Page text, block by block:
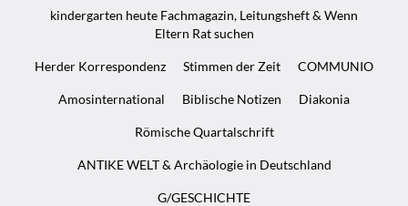
kindergarten heute Fachmagazin, Leitungsheft & Wenn
Eltern Rat suchen
Herder Korrespondenz Stimmen der Zeit COMMUNIO
Amosinternational Biblische Notizen Diakonia
Römische Quartalschrift
ANTIKE WELT & Archäologie in Deutschland
G/GESCHICHTE